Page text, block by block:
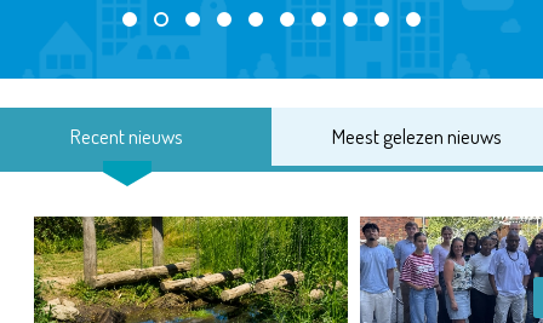
Recent nieuws Meest gelezen nieuws